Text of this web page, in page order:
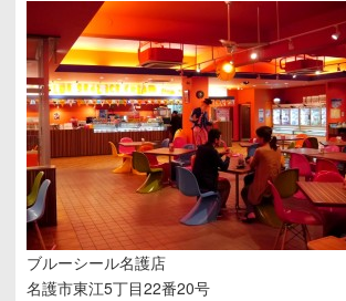
ブルーシール名護店
名護市東江5丁目22番20号